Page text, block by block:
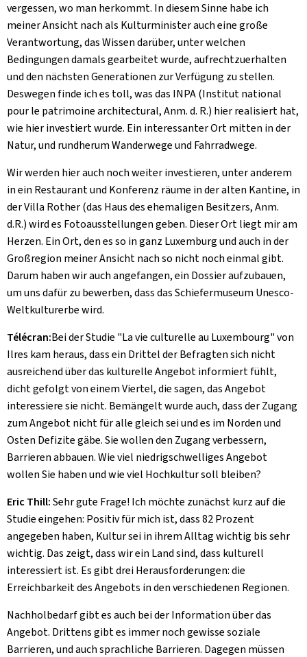
vergessen, wo man herkommt. In diesem Sinne habe ich
meiner Ansicht nach als Kulturminister auch eine große
Verantwortung, das Wissen darüber, unter welchen
Bedingungen damals gearbeitet wurde, aufrechtzuerhalten
und den nächsten Generationen zur Verfügung zu stellen.
Deswegen finde ich es toll, was das INPA (Institut national
pour le patrimoine architectural, Anm. d. R.) hier realisiert hat,
wie hier investiert wurde. Ein interessanter Ort mitten in der
Natur, und rundherum Wanderwege und Fahrradwege.
Wir werden hier auch noch weiter investieren, unter anderem
in ein Restaurant und Konferenz räume in der alten Kantine, in
der Villa Rother (das Haus des ehemaligen Besitzers, Anm.
d.R.) wird es Fotoausstellungen geben. Dieser Ort liegt mir am
Herzen. Ein Ort, den es so in ganz Luxemburg und auch in der
Großregion meiner Ansicht nach so nicht noch einmal gibt.
Darum haben wir auch angefangen, ein Dossier aufzubauen,
um uns dafür zu bewerben, dass das Schiefermuseum Unesco-
Weltkulturerbe wird.
Télécran:Bei der Studie "La vie culturelle au Luxembourg" von
Ilres kam heraus, dass ein Drittel der Befragten sich nicht
ausreichend über das kulturelle Angebot informiert fühlt,
dicht gefolgt von einem Viertel, die sagen, das Angebot
interessiere sie nicht. Bemängelt wurde auch, dass der Zugang
zum Angebot nicht für alle gleich sei und es im Norden und
Osten Defizite gäbe. Sie wollen den Zugang verbessern,
Barrieren abbauen. Wie viel niedrigschwelliges Angebot
wollen Sie haben und wie viel Hochkultur soll bleiben?
Eric Thill:Sehr gute Frage! Ich möchte zunächst kurz auf die
Studie eingehen: Positiv für mich ist, dass 82 Prozent
angegeben haben, Kultur sei in ihrem Alltag wichtig bis sehr
wichtig. Das zeigt, dass wir ein Land sind, dass kulturell
interessiert ist. Es gibt drei Herausforderungen: die
Erreichbarkeit des Angebots in den verschiedenen Regionen.
Nachholbedarf gibt es auch bei der Information über das
Angebot. Drittens gibt es immer noch gewisse soziale
Barrieren, und auch sprachliche Barrieren. Dagegen müssen